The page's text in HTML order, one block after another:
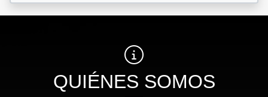
QUIÉNES SOMOS